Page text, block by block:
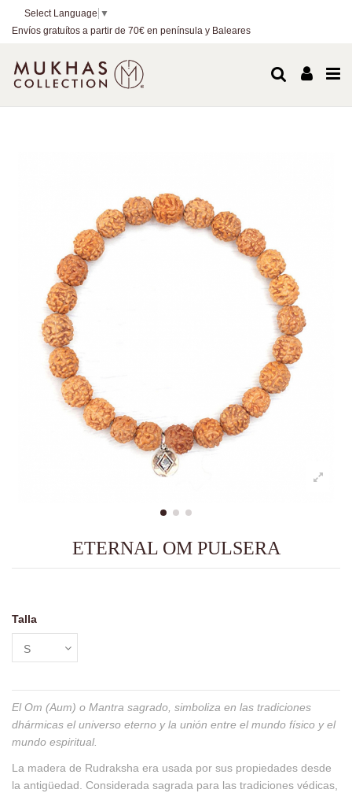
Select Language ▼
Envíos gratuítos a partir de 70€ en península y Baleares
ETERNAL OM PULSERA
Talla
El Om (Aum) o Mantra sagrado, simboliza en las tradiciones
dhármicas el universo eterno y la unión entre el mundo físico y el
mundo espiritual.
La madera de Rudraksha era usada por sus propiedades desde
la antigüedad. Considerada sagrada para las tradiciones védicas,